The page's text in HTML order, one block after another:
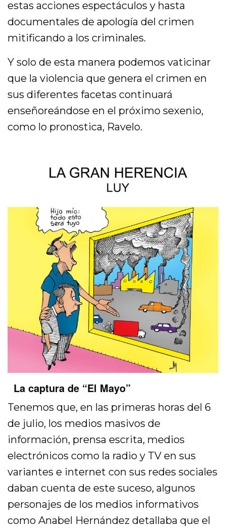
estas acciones espectáculos y hasta
documentales de apología del crimen
mitificando a los criminales.
Y solo de esta manera podemos vaticinar
que la violencia que genera el crimen en
sus diferentes facetas continuará
enseñoreándose en el próximo sexenio,
como lo pronostica, Ravelo.
La captura de “El Mayo”
Tenemos que, en las primeras horas del 6
de julio, los medios masivos de
información, prensa escrita, medios
electrónicos como la radio y TV en sus
variantes e internet con sus redes sociales
daban cuenta de este suceso, algunos
personajes de los medios informativos
como Anabel Hernández detallaba que el